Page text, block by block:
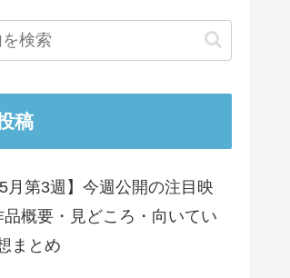
稿
5月第3週】今週公開の注目映
品概要・見どころ・向いてい
まとめ